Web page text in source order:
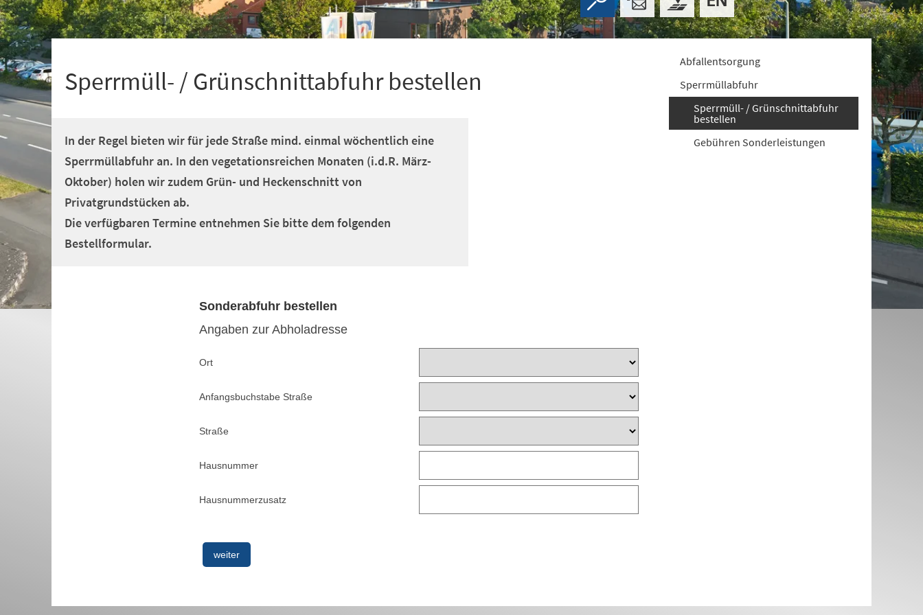
+
1
Sperrmüll- / Grünschnittabfuhr bestellen
In der Regel bieten wir für jede Straße mind. einmal wöchentlich eine
Sperrmüllabfuhr an. In den vegetationsreichen Monaten (i.d.R. März-
Oktober) holen wir zudem Grün- und Heckenschnitt von
Privatgrundstücken ab.
Die verfügbaren Termine entnehmen Sie bitte dem folgenden
Bestellformular.
Abfallentsorgung
Sperrmüllabfuhr
Sperrmüll- / Grünschnittabfuhr
bestellen
Gebühren Sonderleistungen